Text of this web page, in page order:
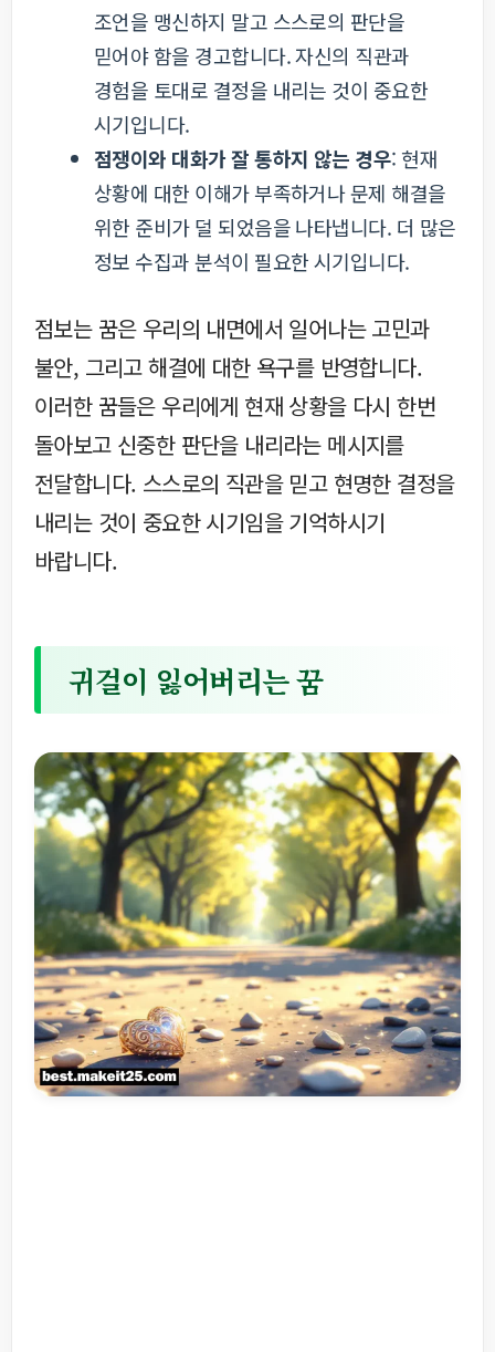
조언을 맹신하지 말고 스스로의 판단을
믿어야 함을 경고합니다. 자신의 직관과
경험을 토대로 결정을 내리는 것이 중요한
시기입니다.
점쟁이와 대화가 잘 통하지 않는 경우: 현재
상황에 대한 이해가 부족하거나 문제 해결을
위한 준비가 덜 되었음을 나타냅니다. 더 많은
정보 수집과 분석이 필요한 시기입니다.
점보는 꿈은 우리의 내면에서 일어나는 고민과
불안, 그리고 해결에 대한 욕구를 반영합니다.
이러한 꿈들은 우리에게 현재 상황을 다시 한번
돌아보고 신중한 판단을 내리라는 메시지를
전달합니다. 스스로의 직관을 믿고 현명한 결정을
내리는 것이 중요한 시기임을 기억하시기
바랍니다.
귀걸이 잃어버리는 꿈